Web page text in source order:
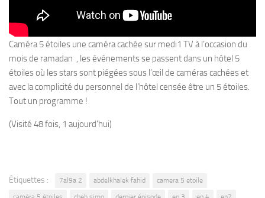
Caméra 5 étoiles une caméra cachée sur medi1 TV à l’occasion du
mois de ramadan , les événements se passent dans un hôtel 5
étoiles où les stars sont piégées sous l’œil de caméras cachées et
avec la complicité du personnel de l’hôtel censée être un 5 étoiles.
Tout un programme !
(Visité 48 fois, 1 aujourd'hui)
Étiquettes : 7al9a 2 abdelkhalek fahid
camera 5 etoile